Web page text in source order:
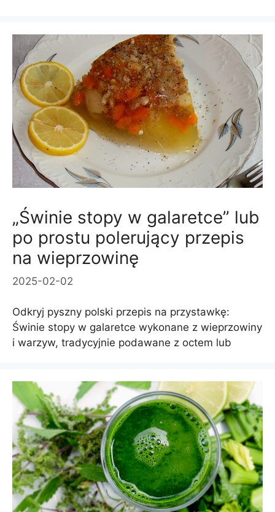
„Świnie stopy w galaretce” lub
po prostu polerujący przepis
na wieprzowinę
2025-02-02
Odkryj pyszny polski przepis na przystawkę:
Świnie stopy w galaretce wykonane z wieprzowiny
i warzyw, tradycyjnie podawane z octem lub